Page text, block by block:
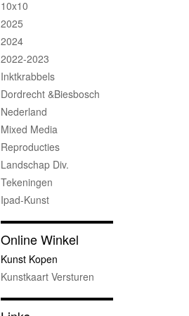
10x10
2025
2024
2022-2023
Inktkrabbels
Dordrecht &Biesbosch
Nederland
Mixed Media
Reproducties
Landschap Div.
Tekeningen
Ipad-Kunst
Online Winkel
Kunst Kopen
Kunstkaart Versturen